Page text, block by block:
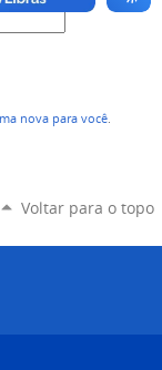
nova para você
Voltar para o topo